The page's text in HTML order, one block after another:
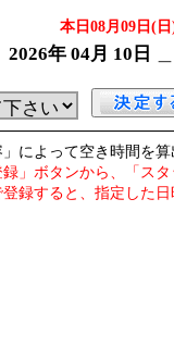
本日08月09日(日
2026年 04月 10日
によって空き時間を算
録」ボタンから、「ス
録すると、指定した